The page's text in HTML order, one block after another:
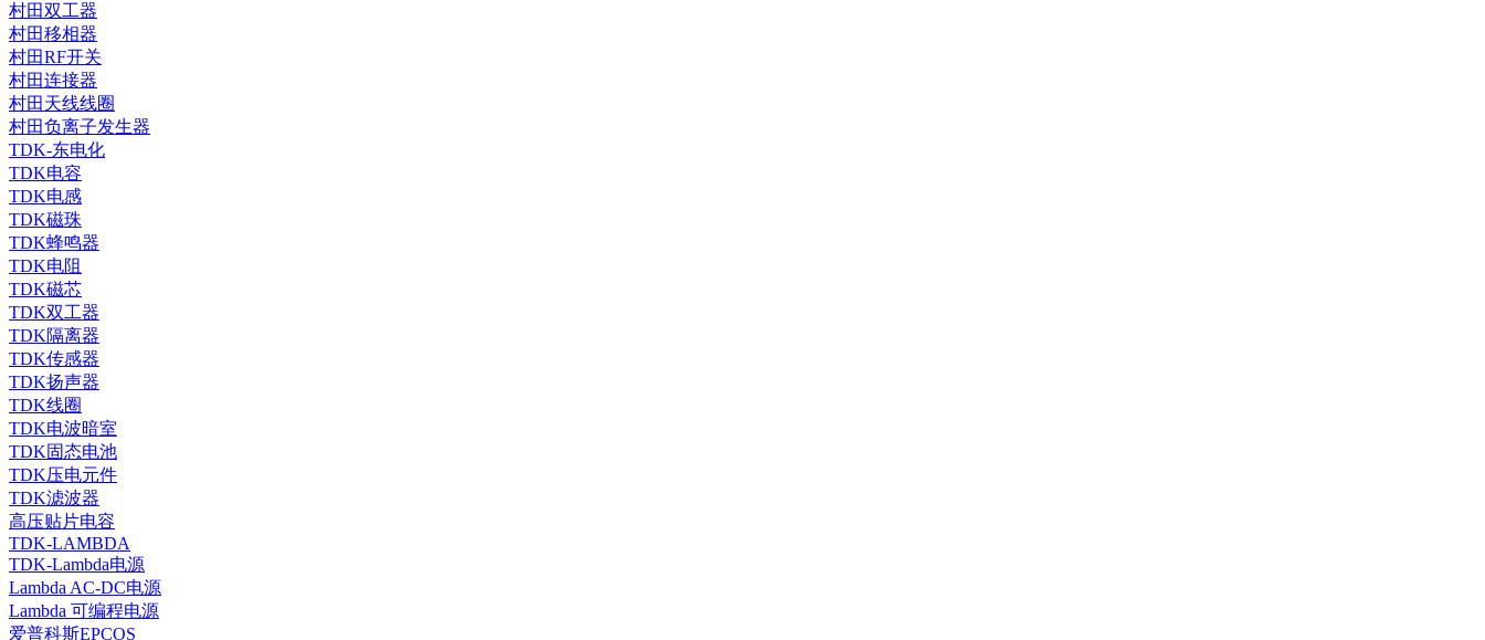
村田双工器
村田移相器
村田RF开关
村田连接器
村田天线线圈
村田负离子发生器
TDK-东电化
TDK电容
TDK电感
TDK磁珠
TDK蜂鸣器
TDK电阻
TDK磁芯
TDK双工器
TDK隔离器
TDK传感器
TDK扬声器
TDK线圈
TDK电波暗室
TDK固态电池
TDK压电元件
TDK滤波器
高压贴片电容
TDK-LAMBDA
TDK-Lambda电源
Lambda AC-DC电源
Lambda 可编程电源
爱普科斯EPCOS